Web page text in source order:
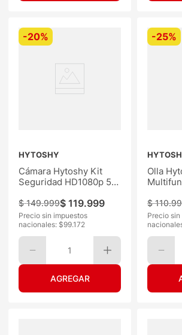
-20%
HYTOSHY
Cámara Hytoshy Kit
Seguridad HD1080p 5G
$ 149.999$ 119.999
Precio sin impuestos
nacionales: $99.172
1
-25%
Olla
$ 110.
Precio